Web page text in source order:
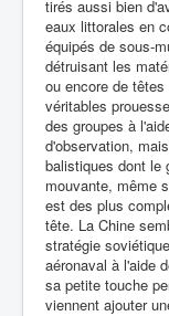
tirés aussi bien
eaux littorales en
équipés de sous-
détruisant les
ou encore de
véritables
des groupes à
d'observation,
balistiques dont le
mouvante, même
est des plus
tête. La Chine
stratégie
aéronaval à l'aide
sa petite touche
viennent ajouter